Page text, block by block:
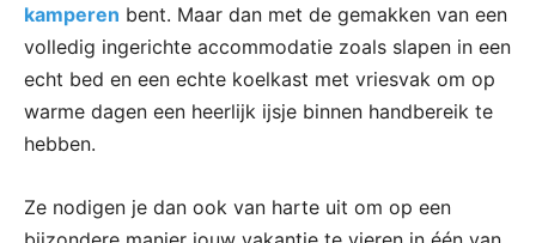
kamperen bent. Maar dan met de gemakken van een
volledig ingerichte accommodatie zoals slapen in een
echt bed en een echte koelkast met vriesvak om op
warme dagen een heerlijk ijsje binnen handbereik te
hebben.
Ze nodigen je dan ook van harte uit om op een